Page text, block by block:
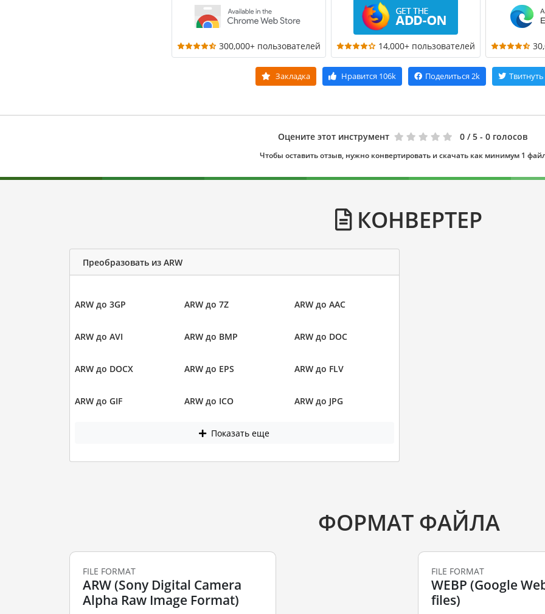
300,000+ пользователей 14,000+ пользователей
Закладка Нравится 106k Поделиться 2k Твитнуть
Оцените этот инструмент 0 / 5 - 0 голосов
Чтобы оставить отзыв, нужно конвертировать и скачать как минимум 1
КОНВЕРТЕР
Преобразовать из ARW
ARW до 3GP ARW до 7Z ARW до AAC
ARW до AVI ARW до BMP ARW до DOC
ARW до DOCX ARW до EPS ARW до FLV
ARW до GIF ARW до ICO ARW до JPG
Показать еще
ФОРМАТ ФАЙЛА
FILE FORMAT
ARW (Sony Digital Camera
Alpha Raw Image Format)
FILE FORMAT
WEBP (Google
files)